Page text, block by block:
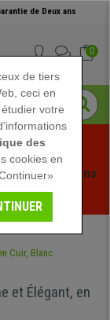
de Deux ans
0
Des réductions
Voir l'offre
et Élégant, en
de tiers
ceci en
votre
des
cookies en